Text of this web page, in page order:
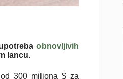
obnovljivih
lancu.
300 miliona $ za